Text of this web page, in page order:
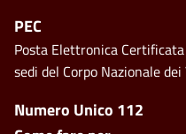
Footer side
Numero Unico 112
PEC
Posta Elettronica
sedi del Corpo Nazionale